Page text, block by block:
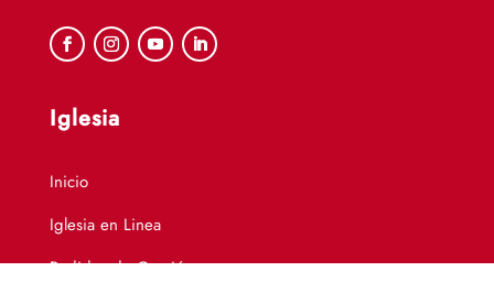
Iglesia
Inicio
Iglesia en Linea
Pedidos de Oración